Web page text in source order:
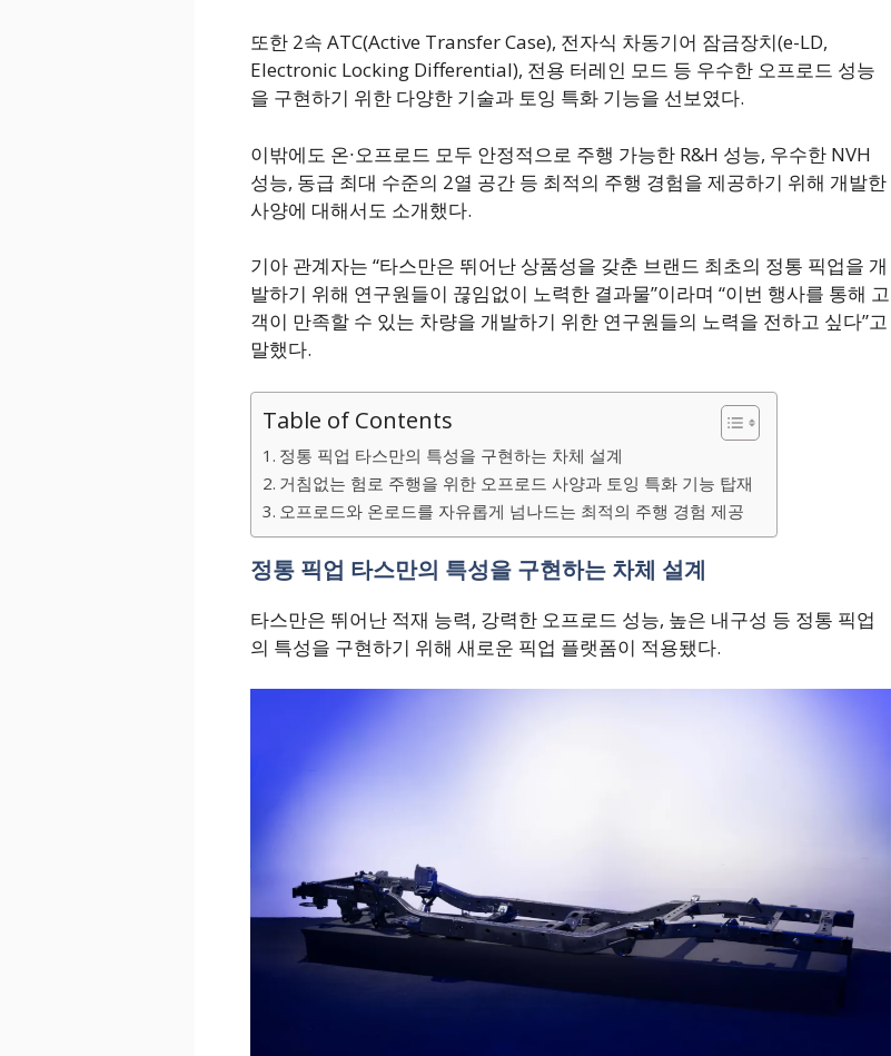
또한 2속 ATC(Active Transfer Case), 전자식 차동기어 잠금장치(e-LD,
Electronic Locking Differential), 전용 터레인 모드 등 우수한 오프로드 성능
을 구현하기 위한 다양한 기술과 토잉 특화 기능을 선보였다.
이밖에도 온∙오프로드 모두 안정적으로 주행 가능한 R&H 성능, 우수한 NVH
성능, 동급 최대 수준의 2열 공간 등 최적의 주행 경험을 제공하기 위해 개발한
사양에 대해서도 소개했다.
기아 관계자는 “타스만은 뛰어난 상품성을 갖춘 브랜드 최초의 정통 픽업을 개
발하기 위해 연구원들이 끊임없이 노력한 결과물”이라며 “이번 행사를 통해 고
객이 만족할 수 있는 차량을 개발하기 위한 연구원들의 노력을 전하고 싶다”고
말했다.
Table of Contents
정통 픽업 타스만의 특성을 구현하는 차체 설계
거침없는 험로 주행을 위한 오프로드 사양과 토잉 특화 기능 탑재
오프로드와 온로드를 자유롭게 넘나드는 최적의 주행 경험 제공
정통 픽업 타스만의 특성을 구현하는 차체 설계
타스만은 뛰어난 적재 능력, 강력한 오프로드 성능, 높은 내구성 등 정통 픽업
의 특성을 구현하기 위해 새로운 픽업 플랫폼이 적용됐다.